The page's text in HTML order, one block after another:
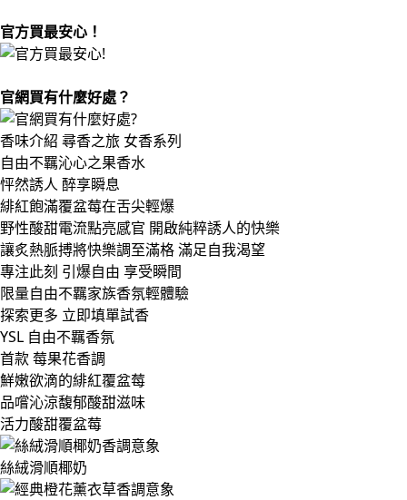
官方買最安心！
官網買有什麼好處？
香味介紹 尋香之旅 女香系列
自由不羈沁心之果香水​
怦然誘人 醉享瞬息​
緋紅飽滿覆盆莓在舌尖輕爆​
野性酸甜電流點亮感官 開啟純粹誘人的快樂​
讓炙熱脈搏將快樂調至滿格 滿足自我渴望​
專注此刻 引爆自由 享受瞬間​
限量自由不羈家族香氛輕體驗
探索更多 立即填單試香
YSL 自由不羈香氛​
首款 莓果花香調
鮮嫩欲滴的緋紅覆盆莓​
品嚐沁涼馥郁酸甜滋味​
活力酸甜覆盆莓
絲絨滑順椰奶